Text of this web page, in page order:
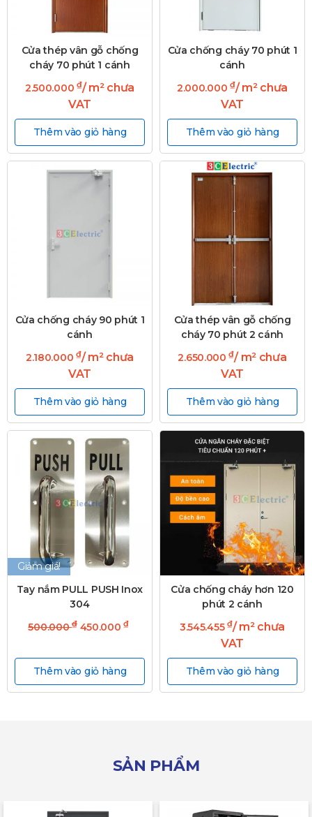
Cửa thép vân gỗ chống
cháy 70 phút 1 cánh
2.500.000 ₫/ m² chưa
VAT
Thêm vào giỏ hàng
Cửa chống cháy 70 phút 1
cánh
2.000.000 ₫/ m² chưa
VAT
Thêm vào giỏ hàng
Cửa chống cháy 90 phút 1
cánh
2.180.000 ₫/ m² chưa
VAT
Thêm vào giỏ hàng
Cửa thép vân gỗ chống
cháy 70 phút 2 cánh
2.650.000₫/ m² chưa
VAT
Thêm vào giỏ hàng
Giảm giá!
Tay nắm PULL PUSH Inox
304
500.000₫ 450.000₫
Thêm vào giỏ hàng
Cửa chống cháy hơn 120
phút 2 cánh
3.545.455 ₫/ m² chưa
VAT
Thêm vào giỏ hàng
SẢN PHẨM